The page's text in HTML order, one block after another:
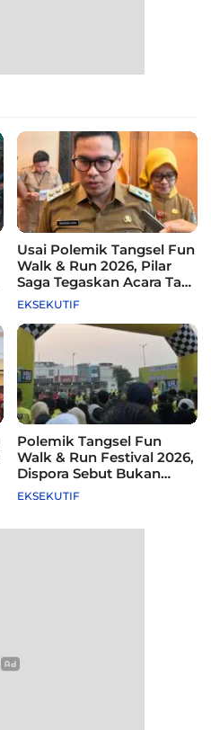
Usai Polemik Tangsel Fun
Walk & Run 2026, Pilar
Saga Tegaskan Acara Tak
Difasilitasi Pemkot
EKSEKUTIF
Polemik Tangsel Fun
Walk & Run Festival 2026,
Dispora Sebut Bukan
Agenda Pemkot
EKSEKUTIF